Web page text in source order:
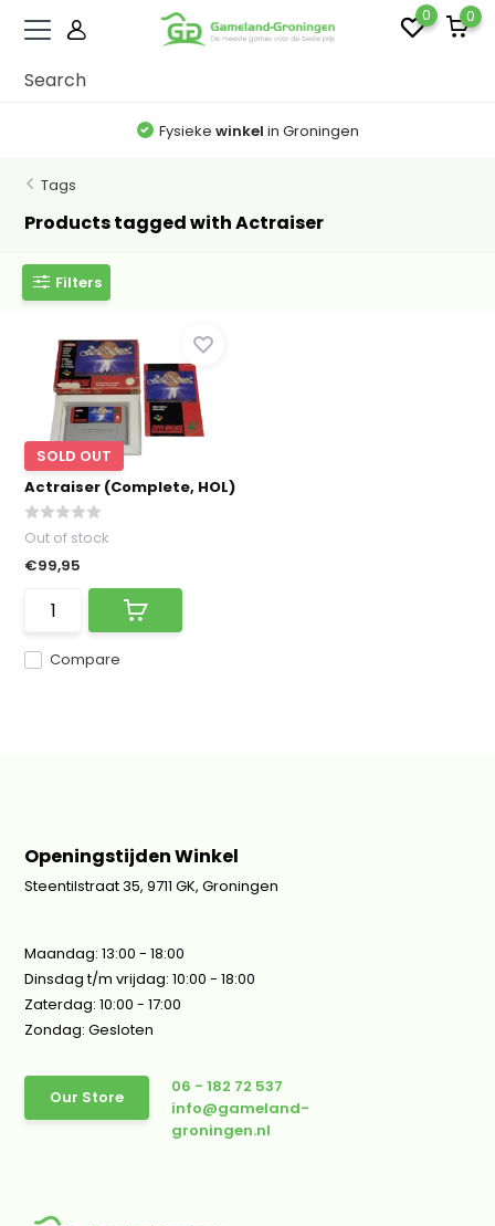
0 0
Fysieke winkel in Groningen
Tags
Products tagged with Actraiser
Filters
SOLD OUT
Actraiser (Complete, HOL)
Compare
Out of stock
€99,95
Openingstijden Winkel
Steentilstraat 35, 9711 GK, Groningen
Maandag: 13:00 - 18:00
Dinsdag t/m vrijdag: 10:00 - 18:00
Zaterdag: 10:00 - 17:00
Zondag: Gesloten
Our Store
06 - 182 72 537
info@gameland-
groningen.nl